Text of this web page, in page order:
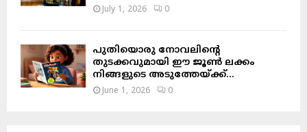
July 1, 2026 0
പുതിയൊരു നോവലിന്റെ
തുടക്കവുമായി ഈ ജൂൺ ലക്കം
നിങ്ങളുടെ അടുത്തേയ്ക്ക്…
June 1, 2026 0